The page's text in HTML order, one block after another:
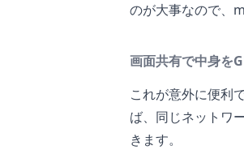
のが大事なので、
画面共有で中身を
これが意外に便利
ば、同じネットワ
きます。